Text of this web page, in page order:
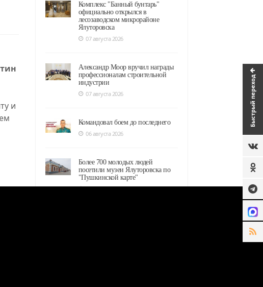
Быстрый переход
и
Комплекс "Банный бунтарь"
официально открылся в
лесозаводском микрорайоне
Ялуторовска
07 августа 2026
Александр Моор вручил награды
профессионалам строительной
индустрии
07 августа 2026
Командовал боем до последнего
06 августа 2026
Более 700 молодых людей
посетили музеи Ялуторовска по
"Пушкинской карте"
06 августа 2026